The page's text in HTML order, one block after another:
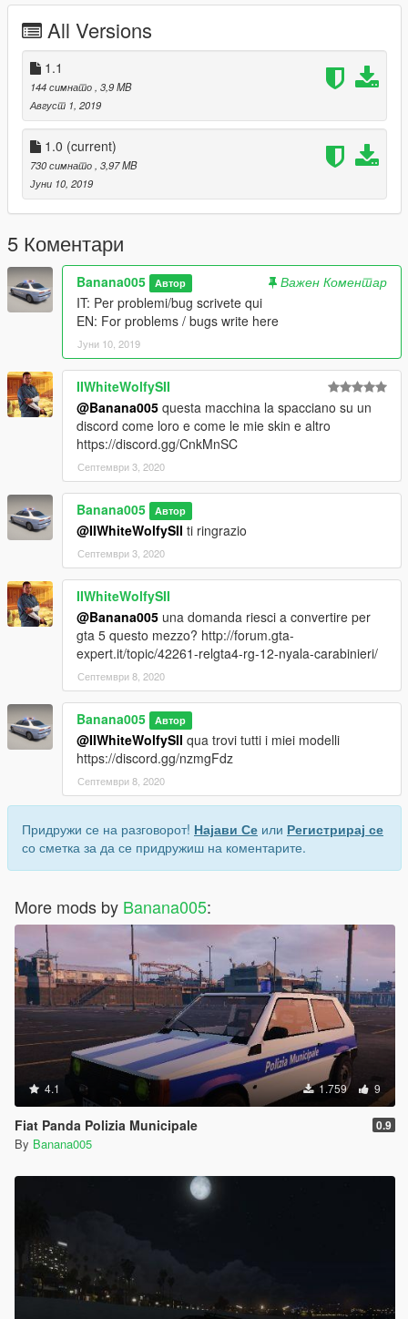
All Versions
1.1
144 симнато , 3,9 MB
Август 1, 2019
1.0 (current)
730 симнато , 3,97 MB
Јуни 10, 2019
5 Коментари
Banana005 Автор
Важен Коментар
IT: Per problemi/bug scrivete qui
EN: For problems / bugs write here
Јуни 10, 2019
IIWhiteWolfySII
@Banana005 questa macchina la spacciano su un
discord come loro e come le mie skin e altro
https://discord.gg/CnkMnSC
Септември 3, 2020
Banana005 Автор
@IIWhiteWolfySII ti ringrazio
Септември 3, 2020
IIWhiteWolfySII
@Banana005 una domanda riesci a convertire per
gta 5 questo mezzo? http://forum.gta-
expert.it/topic/42261-relgta4-rg-12-nyala-carabinieri/
Септември 8, 2020
Banana005 Автор
@IIWhiteWolfySII qua trovi tutti i miei modelli
https://discord.gg/nzmgFdz
Септември 8, 2020
Придружи се на разговорот! Најави Се или Регистрирај се
со сметка за да се придружиш на коментарите.
More mods by Banana005:
4.1 1.759 9
Fiat Panda Polizia Municipale 0.9
By Banana005